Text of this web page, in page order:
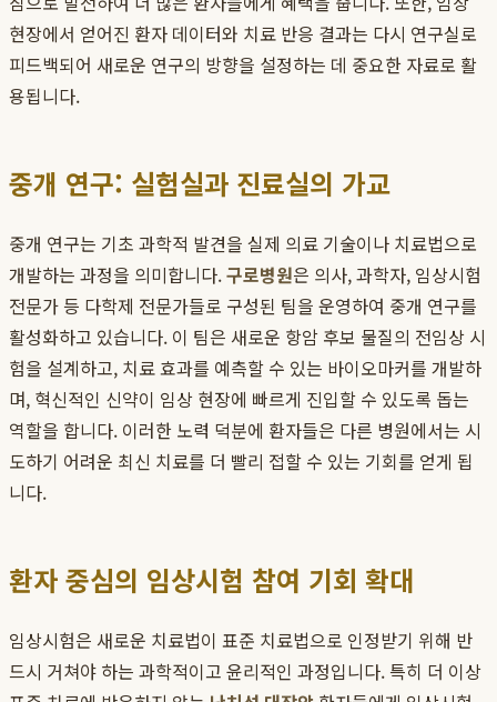
현장에서 얻어진 환자 데이터와 치료 반응 결과는 다시 연구실로
피드백되어 새로운 연구의 방향을 설정하는 데 중요한 자료로 활
용됩니다.
중개 연구: 실험실과 진료실의 가교
중개 연구는 기초 과학적 발견을 실제 의료 기술이나 치료법으로
개발하는 과정을 의미합니다.구로병원은 의사, 과학자, 임상시험
전문가 등 다학제 전문가들로 구성된 팀을 운영하여 중개 연구를
활성화하고 있습니다. 이 팀은 새로운 항암 후보 물질의 전임상 시
험을 설계하고, 치료 효과를 예측할 수 있는 바이오마커를 개발하
며, 혁신적인 신약이 임상 현장에 빠르게 진입할 수 있도록 돕는
역할을 합니다. 이러한 노력 덕분에 환자들은 다른 병원에서는 시
도하기 어려운 최신 치료를 더 빨리 접할 수 있는 기회를 얻게 됩
니다.
환자 중심의 임상시험 참여 기회 확대
임상시험은 새로운 치료법이 표준 치료법으로 인정받기 위해 반
드시 거쳐야 하는 과학적이고 윤리적인 과정입니다. 특히 더 이상